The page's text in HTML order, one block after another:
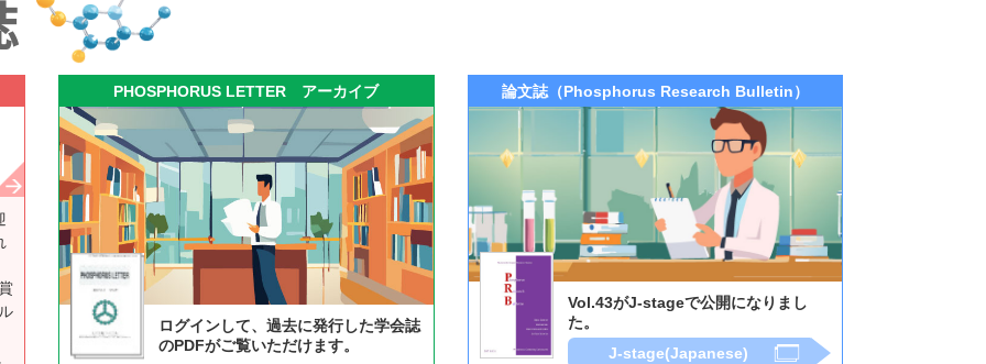
PHOSPHORUS LETTER アーカイブ
ログインして、過去に発行した学会誌
のPDFがご覧いただけます。
論文誌（Phosphorus Research Bulletin）
Vol.43がJ-stageで公開になりまし
た。
J-stage(Japanese)